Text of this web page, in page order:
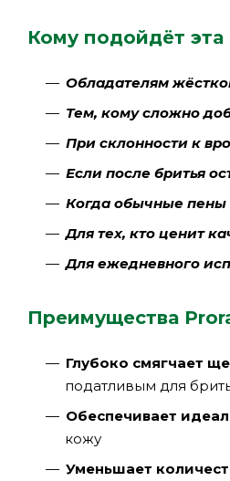
Кому подойдёт эта
Обладателям
Тем, кому сложно
При склонности к
Если после бритья
Когда обычные пены
Для тех, кто ценит
Для ежедневного
Преимущества
Глубоко смягчает
податливым для
Обеспечивает
кожу
Уменьшает